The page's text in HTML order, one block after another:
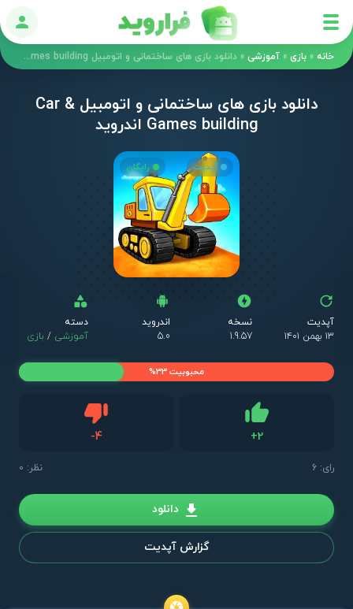
ورود
خانه » بازی » آموزشی » دانلود بازی های ساختمانی و اتومبیل Car & Games building اندروید
دانلود بازی های ساختمانی و اتومبیل Car &
Games building اندروید
آپدیت رایگان
آپدیت
۱۳ بهمن ۱۴۰۱
نسخه
1.9.57
اندروید
5.0
دسته
آموزشی / بازی
+2
-4دیس لایک
رای: 6 نظر: 0
محبوبیت 33%
دانلود
گزارش آپدیت